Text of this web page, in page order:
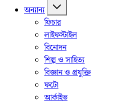
অন্যান্য
ফিচার
লাইফস্টাইল
বিনোদন
শিল্প ও সাহিত্য
বিজ্ঞান ও প্রযুক্তি
ফটো
আর্কাইভ